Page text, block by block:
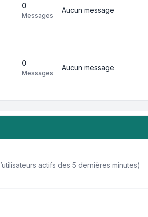
0
Messages
Aucun message
0
Messages
Aucun message
actifs des 5 dernières minutes)